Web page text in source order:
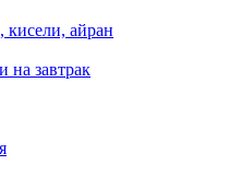
кисели, айран
на завтрак